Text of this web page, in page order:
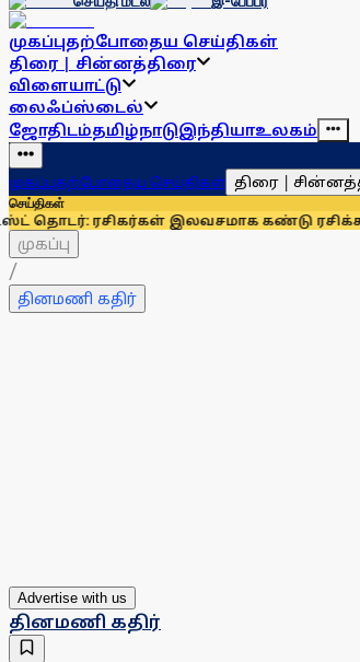
முகப்புதற்போதைய செய்திகள்
திரை | சின்னத்திரை
விளையாட்டு
லைஃப்ஸ்டைல்
ஜோதிடம்தமிழ்நாடுஇந்தியாஉலகம்
முகப்புதற்போதைய செய்திகள் திரை |
செய்திகள்
இலவசமாக கண்டு ரசிக்கலாம்!
முகப்பு
/
தினமணி கதிர்
Advertise with us
தினமணி கதிர்